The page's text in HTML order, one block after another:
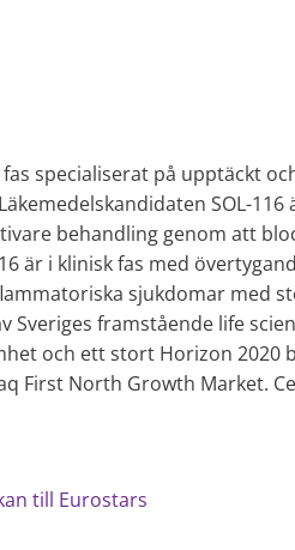
specialiserat på upptäckt
SOL-116
behandling genom att
är i klinisk fas med
sjukdomar med
Sveriges framstående life
och ett stort Horizon 2020
First North Growth Market.
till Eurostars